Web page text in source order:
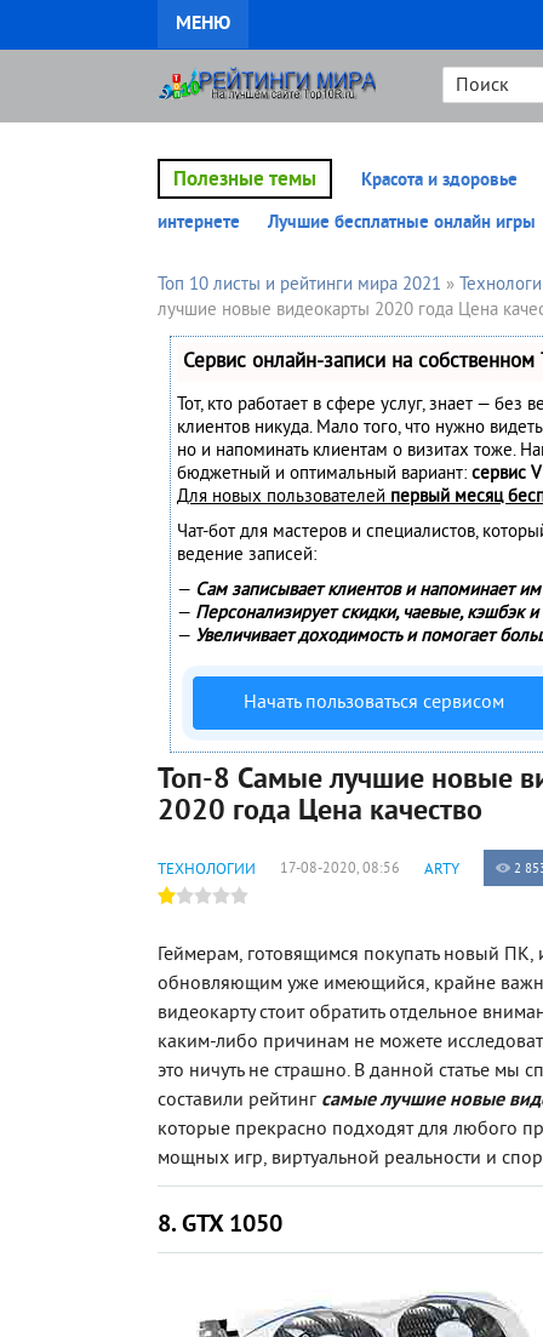
МЕНЮ
Полезные темы
Красота и здоровье
интернете
Лучшие бесплатные онлайн игры
Топ 10 листы и рейтинги мира 2021 »
лучшие новые видеокарты 2020 года Цена
Сервис онлайн-записи на
Тот, кто работает в сфере услуг, знает — без
клиентов никуда. Мало того, что нужно
но и напоминать клиентам о визитах тоже.
бюджетный и оптимальный вариант: сервис
Для новых пользователейпервый месяц
Чат-бот для мастеров и специалистов,
ведение записей:
— Сам записывает клиентов и напоминает
— Персонализирует скидки, чаевые, кэшбэк
— Увеличивает доходимость и помогает
Начать пользоваться сервисом
Топ-8 Самые лучшие новые
2020 года Цена качество
ТЕХНОЛОГИИ 17-08-2020, 08:56 ARTY 2
Геймерам, готовящимся покупать новый ПК,
обновляющим уже имеющийся, крайне
видеокарту стоит обратить отдельное
каким-либо причинам не можете
это ничуть не страшно. В данной статье мы
составили рейтинг самые лучшие новые
которые прекрасно подходят для любого
мощных игр, виртуальной реальности и
8. GTX 1050